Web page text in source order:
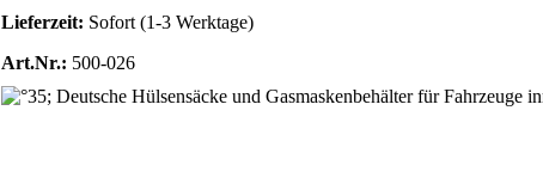
Lieferzeit: Sofort (1-3 Werktage)
Art.Nr.: 500-026